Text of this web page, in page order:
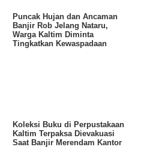
Puncak Hujan dan Ancaman
Banjir Rob Jelang Nataru,
Warga Kaltim Diminta
Tingkatkan Kewaspadaan
Koleksi Buku di Perpustakaan
Kaltim Terpaksa Dievakuasi
Saat Banjir Merendam Kantor